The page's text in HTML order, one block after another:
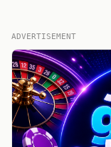
ADVERTISEMENT